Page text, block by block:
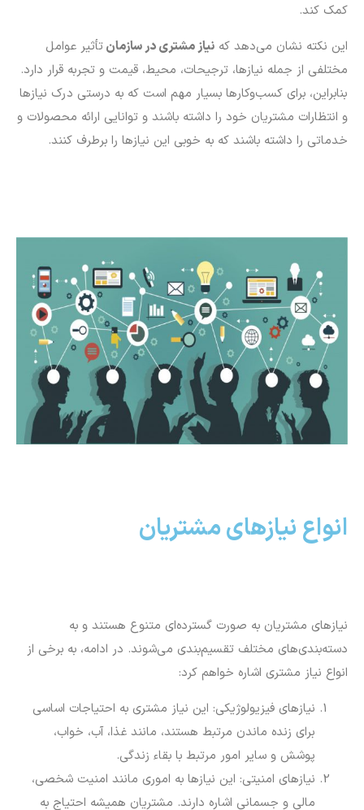
کمک کند.
این نکته نشان می‌دهد که نیاز مشتری در سازمان تأثیر عوامل
مختلفی از جمله نیازها، ترجیحات، محیط، قیمت و تجربه قرار دارد.
بنابراین، برای کسب‌وکارها بسیار مهم است که به درستی درک نیازها
و انتظارات مشتریان خود را داشته باشند و توانایی ارائه محصولات و
خدماتی را داشته باشند که به خوبی این نیازها را برطرف کنند.
انواع نیازهای مشتریان
نیازهای مشتریان به صورت گسترده‌ای متنوع هستند و به
دسته‌بندی‌های مختلف تقسیم‌بندی می‌شوند. در ادامه، به برخی از
انواع نیاز مشتری اشاره خواهم کرد:
نیازهای فیزیولوژیکی: این نیاز مشتری به احتیاجات اساسی
برای زنده ماندن مرتبط هستند، مانند غذا، آب، خواب،
پوشش و سایر امور مرتبط با بقاء زندگی.
نیازهای امنیتی: این نیازها به اموری مانند امنیت شخصی،
مالی و جسمانی اشاره دارند. مشتریان همیشه احتیاج به